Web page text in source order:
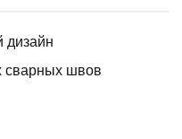
дизайн
сварных швов